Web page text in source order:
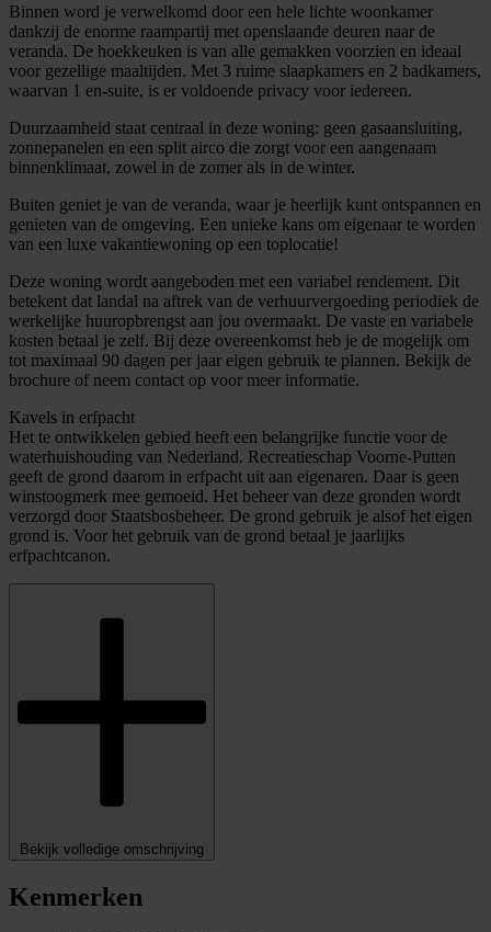
Binnen word je verwelkomd door een hele lichte woonkamer
dankzij de enorme raampartij met openslaande deuren naar de
veranda. De hoekkeuken is van alle gemakken voorzien en ideaal
voor gezellige maaltijden. Met 3 ruime slaapkamers en 2 badkamers,
waarvan 1 en-suite, is er voldoende privacy voor iedereen.
Duurzaamheid staat centraal in deze woning: geen gasaansluiting,
zonnepanelen en een split airco die zorgt voor een aangenaam
binnenklimaat, zowel in de zomer als in de winter.
Buiten geniet je van de veranda, waar je heerlijk kunt ontspannen en
genieten van de omgeving. Een unieke kans om eigenaar te worden
van een luxe vakantiewoning op een toplocatie!
Deze woning wordt aangeboden met een variabel rendement. Dit
betekent dat landal na aftrek van de verhuurvergoeding periodiek de
werkelijke huuropbrengst aan jou overmaakt. De vaste en variabele
kosten betaal je zelf. Bij deze overeenkomst heb je de mogelijk om
tot maximaal 90 dagen per jaar eigen gebruik te plannen. Bekijk de
brochure of neem contact op voor meer informatie.
Kavels in erfpacht
Het te ontwikkelen gebied heeft een belangrijke functie voor de
waterhuishouding van Nederland. Recreatieschap Voorne-Putten
geeft de grond daarom in erfpacht uit aan eigenaren. Daar is geen
winstoogmerk mee gemoeid. Het beheer van deze gronden wordt
verzorgd door Staatsbosbeheer. De grond gebruik je alsof het eigen
grond is. Voor het gebruik van de grond betaal je jaarlijks
erfpachtcanon.
Bekijk volledige omschrijving
Kenmerken